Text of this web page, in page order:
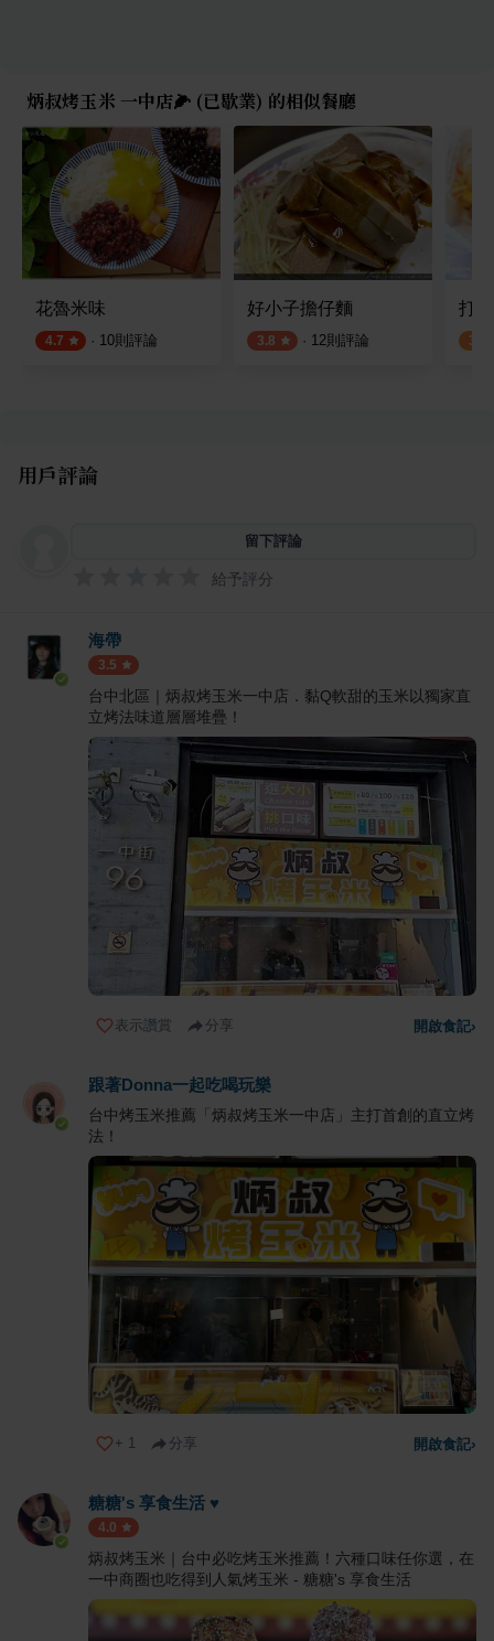
炳叔烤玉米 一中店🌽 (已歇業) 的相似餐廳
花魯米味
4.7 · 10則評論
好小子擔仔麵
3.8 · 12則評論
打
3.2
用戶評論
留下評論
給予評分
海帶
3.5
台中北區｜炳叔烤玉米一中店．黏Q軟甜的玉米以獨家直
立烤法味道層層堆疊！
表示讚賞 分享 開啟食記›
跟著Donna一起吃喝玩樂
台中烤玉米推薦「炳叔烤玉米一中店」主打首創的直立烤
法！
+ 1 分享 開啟食記›
糖糖's 享食生活 ♥
4.0
炳叔烤玉米｜台中必吃烤玉米推薦！六種口味任你選，在
一中商圈也吃得到人氣烤玉米 - 糖糖's 享食生活